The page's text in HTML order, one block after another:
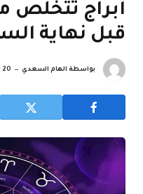
أبراج تتخلص
قبل نهاية
بواسطة الهام السعدي 20 ديسمبر، 2025